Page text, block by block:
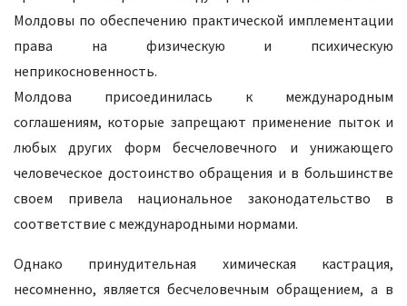
Молдовы по обеспечению практической имплементации
права на физическую и психическую
неприкосновенность.
Молдова присоединилась к международным
соглашениям, которые запрещают применение пыток и
любых других форм бесчеловечного и унижающего
человеческое достоинство обращения и в большинстве
своем привела национальное законодательство в
соответствие с международными нормами.
Однако принудительная химическая кастрация,
несомненно, является бесчеловечным обращением, а в